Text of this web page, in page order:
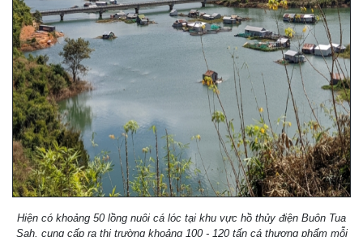
Hiện có khoảng 50 lồng nuôi cá lóc tại khu vực hồ thủy điện Buôn Tua
Sah, cung cấp ra thị trường khoảng 100 - 120 tấn cá thương phẩm mỗi